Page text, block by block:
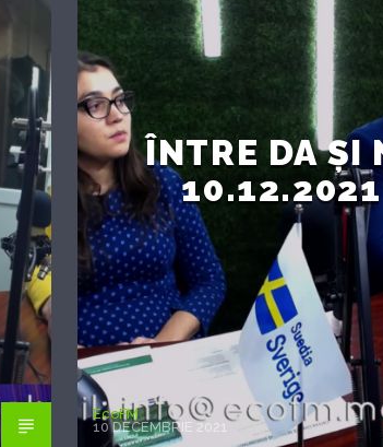
ÎNTRE DA ȘI
10.12.2021
EcoFM
10 DECEMBRIE 2021